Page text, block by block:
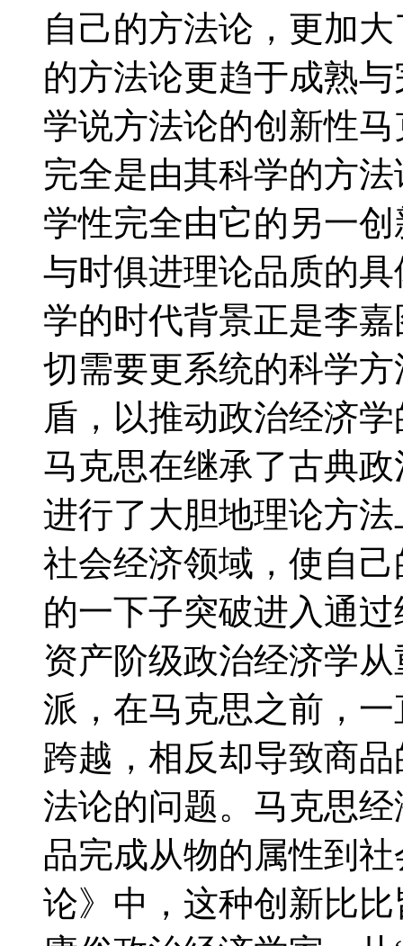
自己的方法论，更加
的方法论更趋于成熟
学说方法论的创新性
完全是由其科学的方
学性完全由它的另一
与时俱进理论品质的
学的时代背景正是李
切需要更系统的科学
盾，以推动政治经济
马克思在继承了古典
进行了大胆地理论方
社会经济领域，使自
的一下子突破进入通
资产阶级政治经济学
派，在马克思之前，
跨越，相反却导致商
法论的问题。马克思
品完成从物的属性到
论》中，这种创新比